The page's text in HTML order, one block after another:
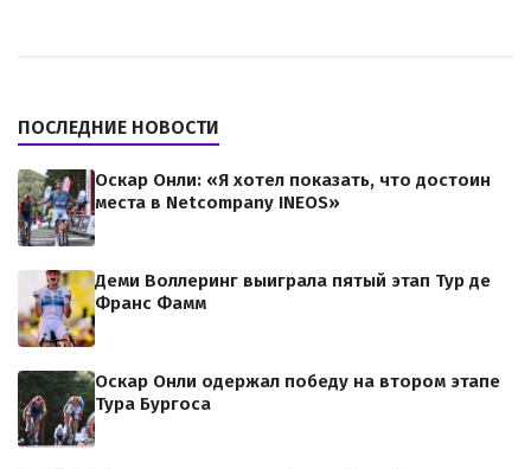
ПОСЛЕДНИЕ НОВОСТИ
Оскар Онли: «Я хотел показать, что достоин
места в Netcompany INEOS»
Деми Воллеринг выиграла пятый этап Тур де
Франс Фамм
Оскар Онли одержал победу на втором этапе
Тура Бургоса